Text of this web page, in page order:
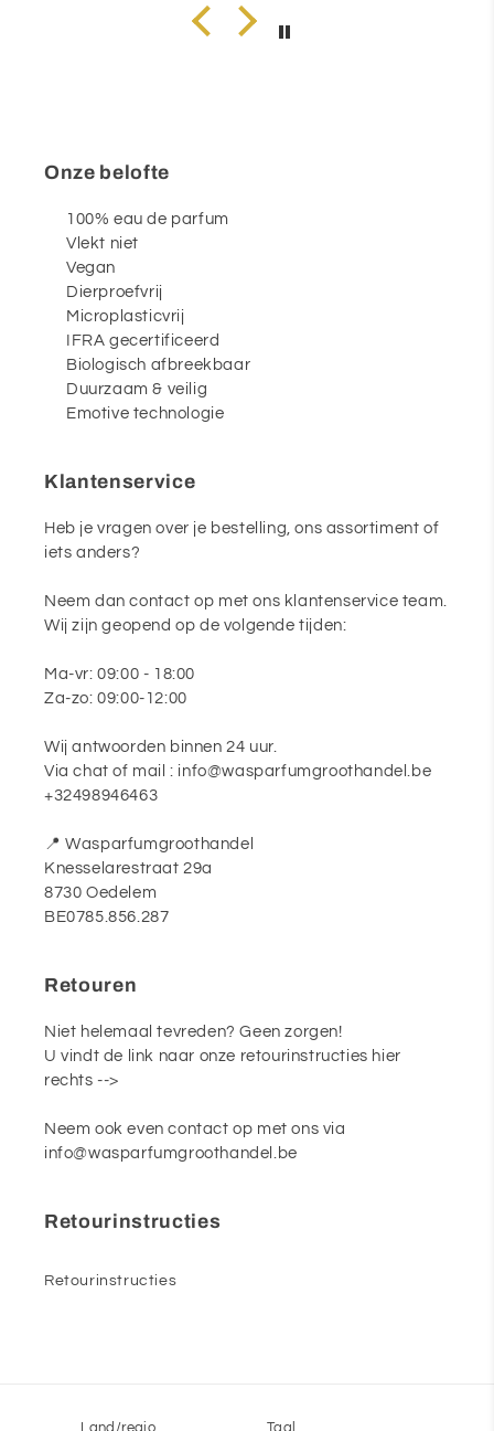
Onze belofte
100% eau de parfum
Vlekt niet
Vegan
Dierproefvrij
Microplasticvrij
IFRA gecertificeerd
Biologisch afbreekbaar
Duurzaam & veilig
Emotive technologie
Klantenservice
Heb je vragen over je bestelling, ons assortiment of
iets anders?
Neem dan contact op met ons klantenservice team.
Wij zijn geopend op de volgende tijden:
Ma-vr: 09:00 - 18:00
Za-zo: 09:00-12:00
Wij antwoorden binnen 24 uur.
Via chat of mail : info@wasparfumgroothandel.be
+32498946463
📍 Wasparfumgroothandel
Knesselarestraat 29a
8730 Oedelem
BE0785.856.287
Retouren
Niet helemaal tevreden? Geen zorgen!
U vindt de link naar onze retourinstructies hier
rechts -->
Neem ook even contact op met ons via
info@wasparfumgroothandel.be
Retourinstructies
Retourinstructies
Land/regio Taal